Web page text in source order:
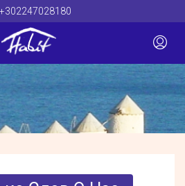
+302247028180